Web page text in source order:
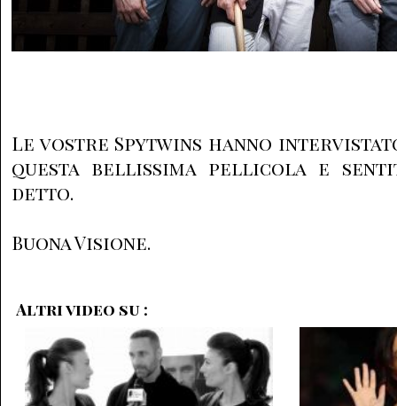
Le vostre Spytwins hanno
questa bellissima pellicola e
detto.
Buona Visione.
Altri video su :